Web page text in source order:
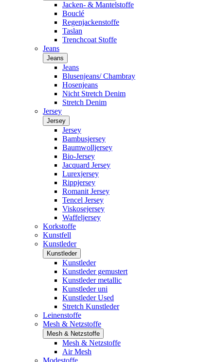
Jacken- & Mantelstoffe
Bouclé
Regenjackenstoffe
Taslan
Trenchcoat Stoffe
Jeans
Jeans
Jeans
Blusenjeans/ Chambray
Hosenjeans
Nicht Stretch Denim
Stretch Denim
Jersey
Jersey
Jersey
Bambusjersey
Baumwolljersey
Bio-Jersey
Jacquard Jersey
Lurexjersey
Rippjersey
Romanit Jersey
Tencel Jersey
Viskosejersey
Waffeljersey
Korkstoffe
Kunstfell
Kunstleder
Kunstleder
Kunstleder
Kunstleder gemustert
Kunstleder metallic
Kunstleder uni
Kunstleder Used
Stretch Kunstleder
Leinenstoffe
Mesh & Netzstoffe
Mesh & Netzstoffe
Mesh & Netzstoffe
Air Mesh
Modestoffe